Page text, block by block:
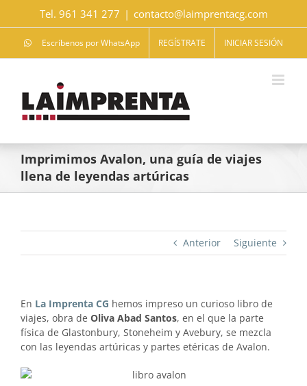
Tel. 961 341 277 | contacto@laimprentacg.com
Escríbenos por WhatsApp REGÍSTRATE INICIAR SESIÓN
Imprimimos Avalon, una guía de viajes
llena de leyendas artúricas
Anterior Siguiente
En La Imprenta CG hemos impreso un curioso libro de
viajes, obra de Oliva Abad Santos, en el que la parte
física de Glastonbury, Stoneheim y Avebury, se mezcla
con las leyendas artúricas y partes etéricas de Avalon.